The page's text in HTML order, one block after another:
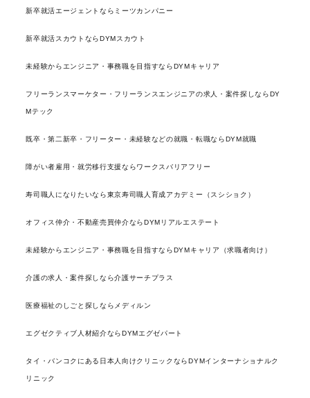
新卒就活エージェントならミーツカンパニー
新卒就活スカウトならDYMスカウト
未経験からエンジニア・事務職を目指すならDYMキャリア
フリーランスマーケター・フリーランスエンジニアの求人・案件探しならDY
Mテック
既卒・第二新卒・フリーター・未経験などの就職・転職ならDYM就職
障がい者雇用・就労移行支援ならワークスバリアフリー
寿司職人になりたいなら東京寿司職人育成アカデミー（スシショク）
オフィス仲介・不動産売買仲介ならDYMリアルエステート
未経験からエンジニア・事務職を目指すならDYMキャリア（求職者向け）
介護の求人・案件探しなら介護サーチプラス
医療福祉のしごと探しならメディルン
エグゼクティブ人材紹介ならDYMエグゼパート
タイ・バンコクにある日本人向けクリニックならDYMインターナショナルク
リニック